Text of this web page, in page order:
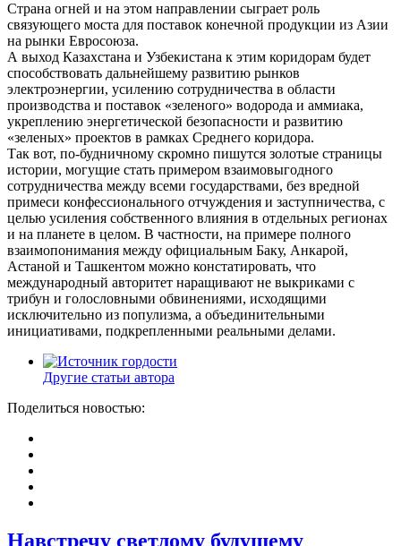
Страна огней и на этом направлении сыграет роль
связующего моста для поставок конечной продукции из Азии
на рынки Евросоюза.
А выход Казахстана и Узбекистана к этим коридорам будет
способствовать дальнейшему развитию рынков
электроэнергии, усилению сотрудничества в области
производства и поставок «зеленого» водорода и аммиака,
укреплению энергетической безопасности и развитию
«зеленых» проектов в рамках Среднего коридора.
Так вот, по-будничному скромно пишутся золотые страницы
истории, могущие стать примером взаимовыгодного
сотрудничества между всеми государствами, без вредной
примеси конфессионального отчуждения и заступничества, с
целью усиления собственного влияния в отдельных регионах
и на планете в целом. В частности, на примере полного
взаимопонимания между официальным Баку, Анкарой,
Астаной и Ташкентом можно констатировать, что
международный авторитет наращивают не выкриками с
трибун и голословными обвинениями, исходящими
исключительно из популизма, а объединительными
инициативами, подкрепленными реальными делами.
Другие статьи автора
Поделиться новостью:
Навстречу светлому будущему